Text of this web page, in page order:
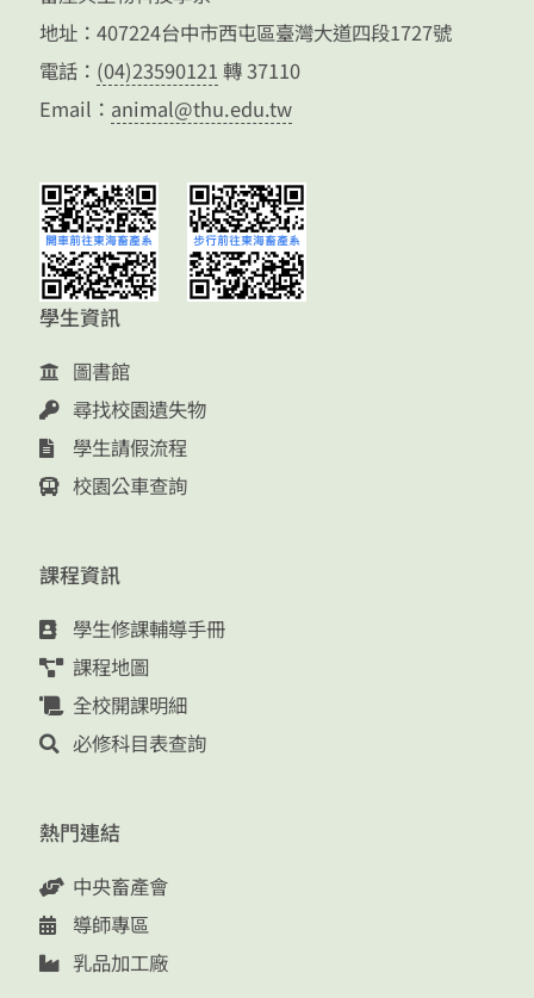
地址：407224台中市西屯區臺灣大道四段1727號
電話： (04)23590121 轉 37110
Email： animal@thu.edu.tw
學生資訊
圖書館
尋找校園遺失物
學生請假流程
校園公車查詢
課程資訊
學生修課輔導手冊
課程地圖
全校開課明細
必修科目表查詢
熱門連結
中央畜產會
導師專區
乳品加工廠